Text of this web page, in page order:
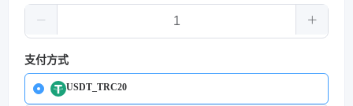
支付方式
USDT_TRC20